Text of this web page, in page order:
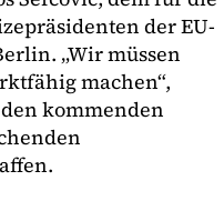
der EU-
„Wir müssen
machen“,
kommenden